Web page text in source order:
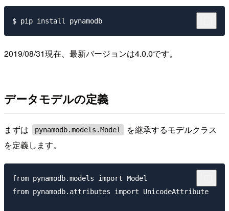
2019/08/31現在、最新バージョンは4.0.0です。
データモデルの定義
まずは pynamodb.models.Model
を継承するモデルクラス
を定義します。
from pynamodb.models import Model
from pynamodb.attributes import UnicodeAttribute